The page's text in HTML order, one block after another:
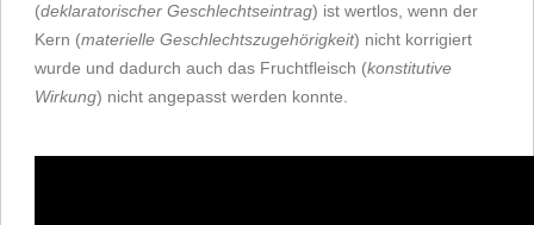
(deklaratorischer Geschlechtseintrag) ist wertlos, wenn der
Kern (materielle Geschlechtszugehörigkeit) nicht korrigiert
wurde und dadurch auch das Fruchtfleisch (konstitutive
Wirkung) nicht angepasst werden konnte.